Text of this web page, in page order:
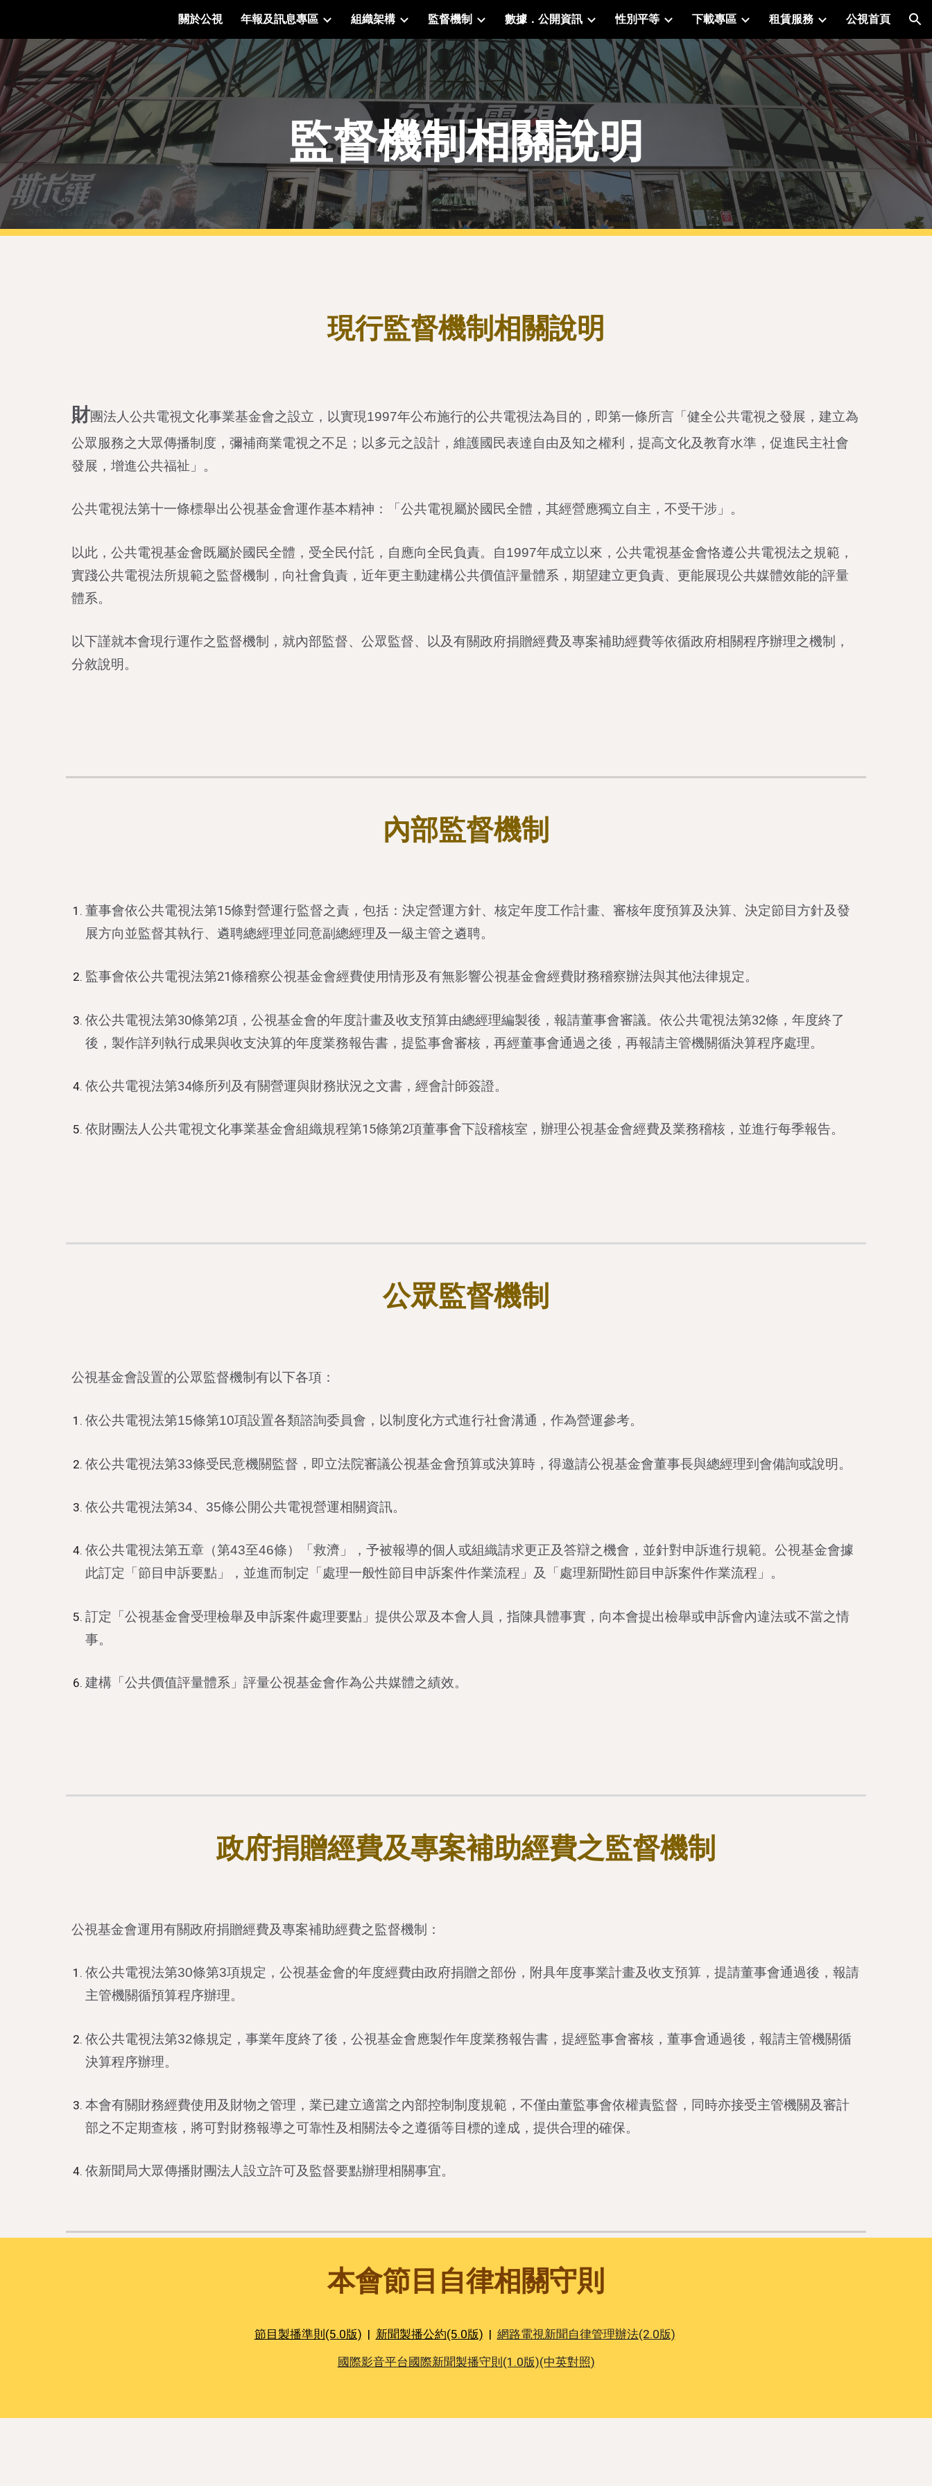
Skip to main content Skip to navigation
關於公視 年報及訊息專區 組織架構 監督機制 數據．公開資訊 性別平等 下載專區 租賃服務 公視首頁
監督機制相關說明
現行監督機制相關說明
財團法人公共電視文化事業基金會之設立，以實現1997年公布施行的公共電視法為目的，即第一條所言「健全公共電視之發展，建立為
公眾服務之大眾傳播制度，彌補商業電視之不足；以多元之設計，維護國民表達自由及知之權利，提高文化及教育水準，促進民主社會
發展，增進公共福祉」。
公共電視法第十一條標舉出公視基金會運作基本精神：「公共電視屬於國民全體，其經營應獨立自主，不受干涉」。
以此，公共電視基金會既屬於國民全體，受全民付託，自應向全民負責。自1997年成立以來，公共電視基金會恪遵公共電視法之規範，
實踐公共電視法所規範之監督機制，向社會負責，近年更主動建構公共價值評量體系，期望建立更負責、更能展現公共媒體效能的評量
體系。
以下謹就本會現行運作之監督機制，就內部監督、公眾監督、以及有關政府捐贈經費及專案補助經費等依循政府相關程序辦理之機制，
分敘說明。
內部監督機制
董事會依公共電視法第15條對營運行監督之責，包括：決定營運方針、核定年度工作計畫、審核年度預算及決算、決定節目方針及發
展方向並監督其執行、遴聘總經理並同意副總經理及一級主管之遴聘。
監事會依公共電視法第21條稽察公視基金會經費使用情形及有無影響公視基金會經費財務稽察辦法與其他法律規定。
依公共電視法第30條第2項，公視基金會的年度計畫及收支預算由總經理編製後，報請董事會審議。依公共電視法第32條，年度終了
後，製作詳列執行成果與收支決算的年度業務報告書，提監事會審核，再經董事會通過之後，再報請主管機關循決算程序處理。
依公共電視法第34條所列及有關營運與財務狀況之文書，經會計師簽證。
依財團法人公共電視文化事業基金會組織規程第15條第2項董事會下設稽核室，辦理公視基金會經費及業務稽核，並進行每季報告。
公眾監督機制
公視基金會設置的公眾監督機制有以下各項：
依公共電視法第15條第10項設置各類諮詢委員會，以制度化方式進行社會溝通，作為營運參考。
依公共電視法第33條受民意機關監督，即立法院審議公視基金會預算或決算時，得邀請公視基金會董事長與總經理到會備詢或說明。
依公共電視法第34、35條公開公共電視營運相關資訊。
依公共電視法第五章（第43至46條）「救濟」，予被報導的個人或組織請求更正及答辯之機會，並針對申訴進行規範。公視基金會據
此訂定「節目申訴要點」，並進而制定「處理一般性節目申訴案件作業流程」及「處理新聞性節目申訴案件作業流程」。
訂定「公視基金會受理檢舉及申訴案件處理要點」提供公眾及本會人員，指陳具體事實，向本會提出檢舉或申訴會內違法或不當之情
事。
建構「公共價值評量體系」評量公視基金會作為公共媒體之績效。
政府捐贈經費及專案補助經費之監督機制
公視基金會運用有關政府捐贈經費及專案補助經費之監督機制：
依公共電視法第30條第3項規定，公視基金會的年度經費由政府捐贈之部份，附具年度事業計畫及收支預算，提請董事會通過後，報請
主管機關循預算程序辦理。
依公共電視法第32條規定，事業年度終了後，公視基金會應製作年度業務報告書，提經監事會審核，董事會通過後，報請主管機關循
決算程序辦理。
本會有關財務經費使用及財物之管理，業已建立適當之內部控制制度規範，不僅由董監事會依權責監督，同時亦接受主管機關及審計
部之不定期查核，將可對財務報導之可靠性及相關法令之遵循等目標的達成，提供合理的確保。
依新聞局大眾傳播財團法人設立許可及監督要點辦理相關事宜。
本會節目自律相關守則
節目製播準則(5.0版) | 新聞製播公約(5.0版) | 網路電視新聞自律管理辦法(2.0版)
國際影音平台國際新聞製播守則(1.0版)(中英對照)